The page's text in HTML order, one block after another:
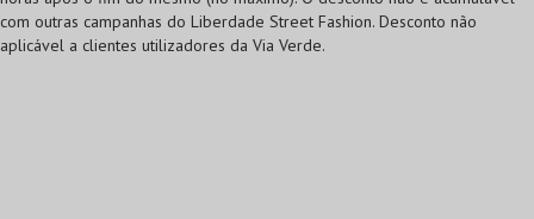
com outras campanhas do Liberdade Street Fashion. Desconto não
aplicável a clientes utilizadores da Via Verde.